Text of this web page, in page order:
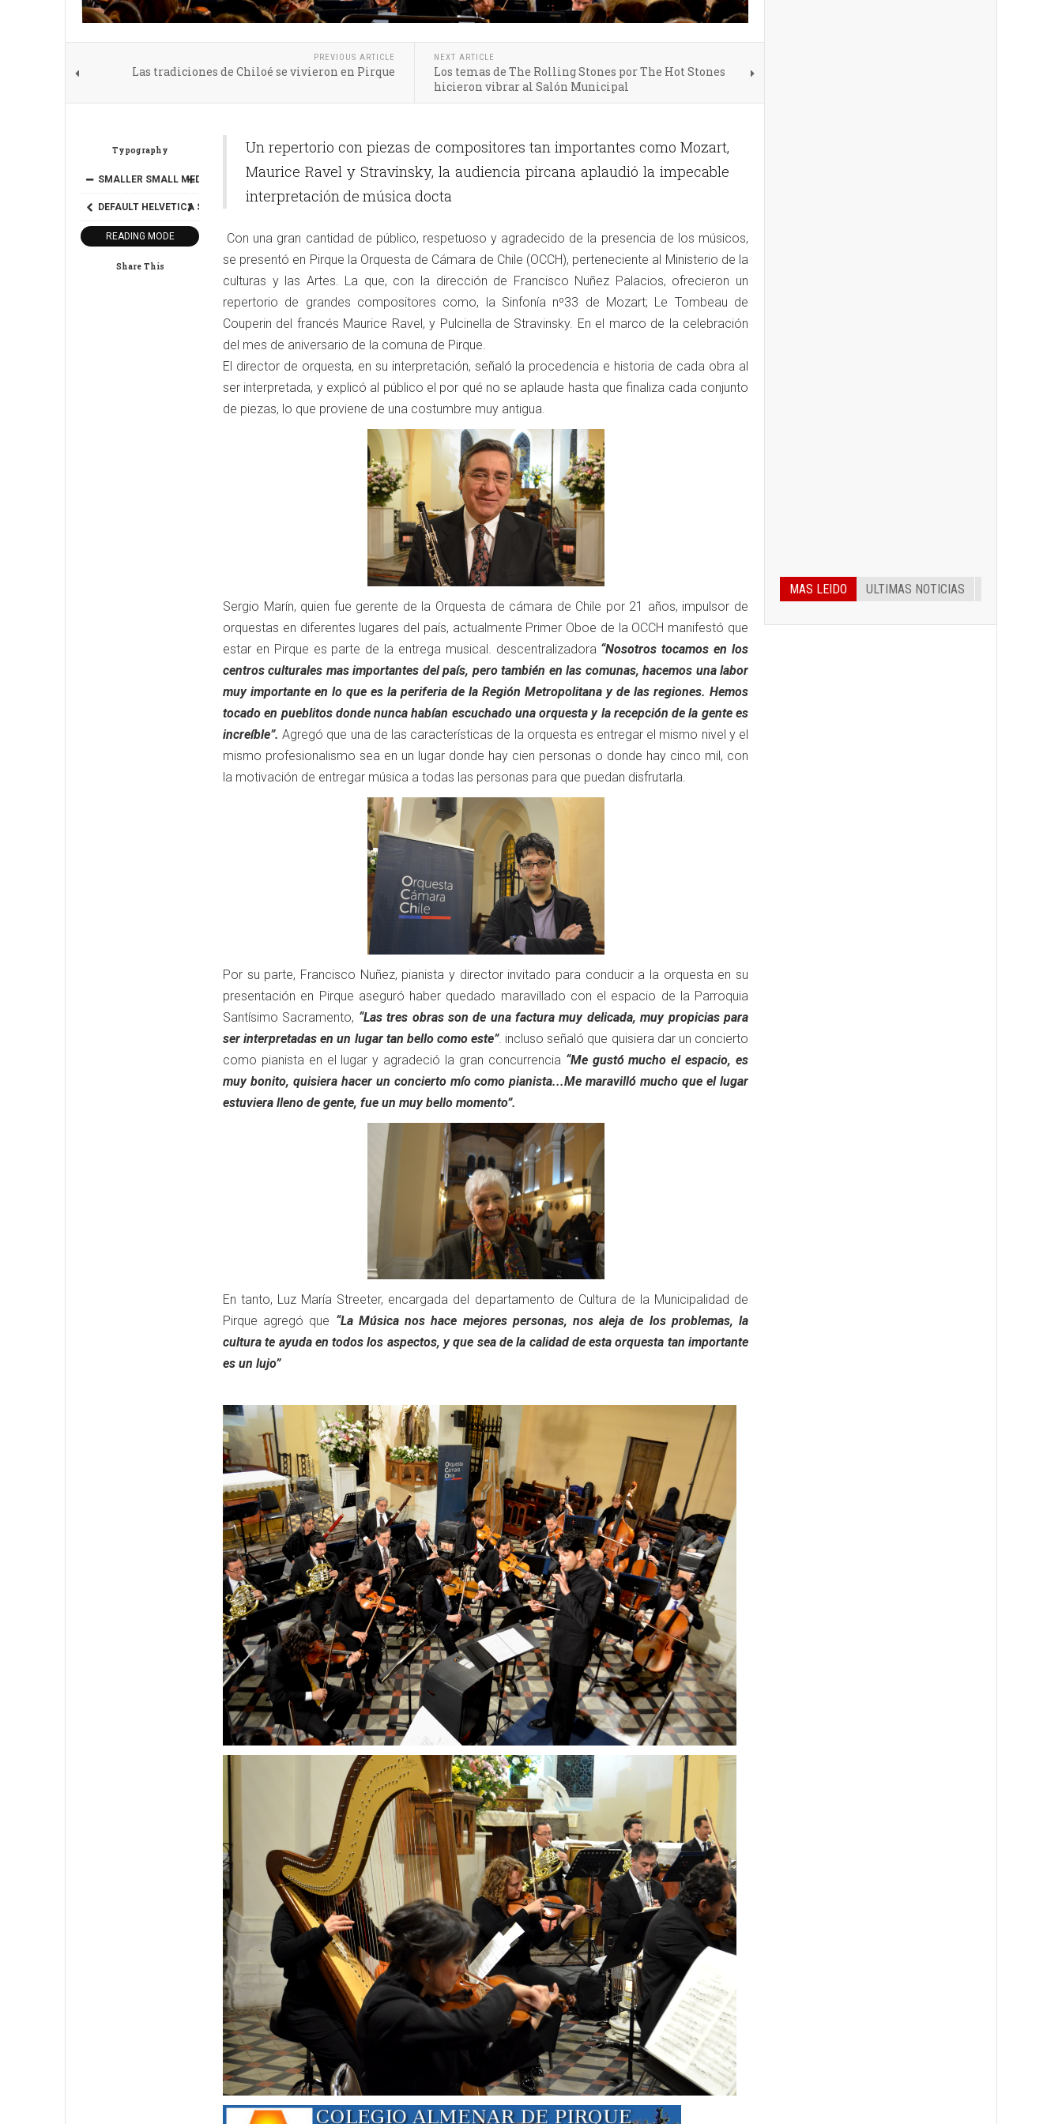
PREVIOUS ARTICLE
Las tradiciones de Chiloé se vivieron en Pirque
NEXT ARTICLE
Los temas de The Rolling Stones por The Hot Stones
hicieron vibrar al Salón Municipal
Typography
SMALLER SMALL MEDIUM BIGGER
DEFAULT HELVETICA SEGOE TIMES
READING MODE
Share This
Un repertorio con piezas de compositores tan importantes como Mozart,
Maurice Ravel y Stravinsky, la audiencia pircana aplaudió la impecable
interpretación de música docta
Con una gran cantidad de público, respetuoso y agradecido de la presencia de los músicos,
se presentó en Pirque la Orquesta de Cámara de Chile (OCCH), perteneciente al Ministerio de la
culturas y las Artes. La que, con la dirección de Francisco Nuñez Palacios, ofrecieron un
repertorio de grandes compositores como, la Sinfonía nº33 de Mozart; Le Tombeau de
Couperin del francés Maurice Ravel, y Pulcinella de Stravinsky. En el marco de la celebración
del mes de aniversario de la comuna de Pirque.
El director de orquesta, en su interpretación, señaló la procedencia e historia de cada obra al
ser interpretada, y explicó al público el por qué no se aplaude hasta que finaliza cada conjunto
de piezas, lo que proviene de una costumbre muy antigua.
Sergio Marín, quien fue gerente de la Orquesta de cámara de Chile por 21 años, impulsor de
orquestas en diferentes lugares del país, actualmente Primer Oboe de la OCCH manifestó que
estar en Pirque es parte de la entrega musical. descentralizadora “Nosotros tocamos en los
centros culturales mas importantes del país, pero también en las comunas, hacemos una labor
muy importante en lo que es la periferia de la Región Metropolitana y de las regiones. Hemos
tocado en pueblitos donde nunca habían escuchado una orquesta y la recepción de la gente es
increíble”. Agregó que una de las características de la orquesta es entregar el mismo nivel y el
mismo profesionalismo sea en un lugar donde hay cien personas o donde hay cinco mil, con
la motivación de entregar música a todas las personas para que puedan disfrutarla.
Por su parte, Francisco Nuñez, pianista y director invitado para conducir a la orquesta en su
presentación en Pirque aseguró haber quedado maravillado con el espacio de la Parroquia
Santísimo Sacramento, “Las tres obras son de una factura muy delicada, muy propicias para
ser interpretadas en un lugar tan bello como este”. incluso señaló que quisiera dar un concierto
como pianista en el lugar y agradeció la gran concurrencia “Me gustó mucho el espacio, es
muy bonito, quisiera hacer un concierto mío como pianista...Me maravilló mucho que el lugar
estuviera lleno de gente, fue un muy bello momento”.
En tanto, Luz María Streeter, encargada del departamento de Cultura de la Municipalidad de
Pirque agregó que “La Música nos hace mejores personas, nos aleja de los problemas, la
cultura te ayuda en todos los aspectos, y que sea de la calidad de esta orquesta tan importante
es un lujo”
MAS LEIDO ULTIMAS NOTICIAS